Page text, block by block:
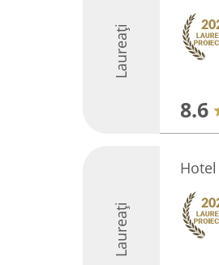
Laureați
8.6
Laureați